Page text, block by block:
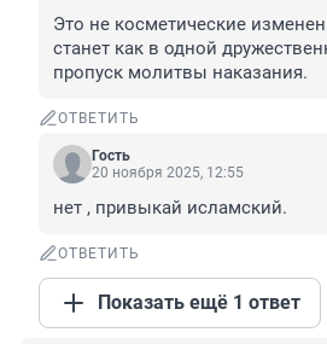
Это не косметические
станет как в одной
пропуск молитвы наказания.
ОТВЕТИТЬ
Гость
20 ноября 2025, 12:55
нет , привыкай исламский.
ОТВЕТИТЬ
Показать ещё 1 ответ